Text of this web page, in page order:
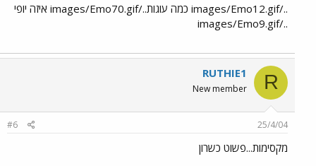
../images/Emo12.gif כמה עוגות../images/Emo70.gif איזה יופי
../images/Emo9.gif
R
RUTHIE1
New member
25/4/04
#6
מקסימות...פשוט כשרון